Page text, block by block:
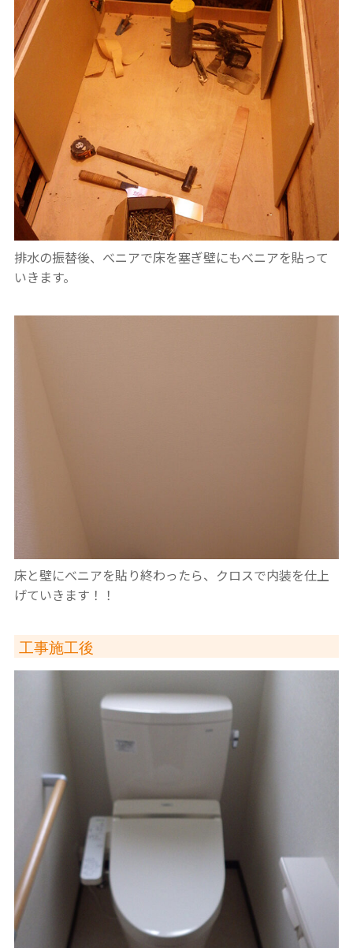
排水の振替後、べニアで床を塞ぎ壁にもべニアを貼って
いきます。
床と壁にべニアを貼り終わったら、クロスで内装を仕上
げていきます！！
工事施工後